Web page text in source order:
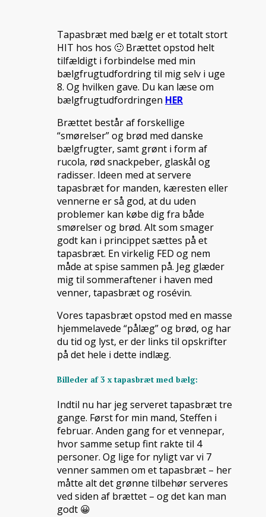
Tapasbræt med bælg er et totalt stort
HIT hos hos 🙂 Brættet opstod helt
tilfældigt i forbindelse med min
bælgfrugtudfordring til mig selv i uge
8. Og hvilken gave. Du kan læse om
bælgfrugtudfordringen HER
Brættet består af forskellige
“smørelser” og brød med danske
bælgfrugter, samt grønt i form af
rucola, rød snackpeber, glaskål og
radisser. Ideen med at servere
tapasbræt for manden, kæresten eller
vennerne er så god, at du uden
problemer kan købe dig fra både
smørelser og brød. Alt som smager
godt kan i princippet sættes på et
tapasbræt. En virkelig FED og nem
måde at spise sammen på. Jeg glæder
mig til sommeraftener i haven med
venner, tapasbræt og rosévin.
Vores tapasbræt opstod med en masse
hjemmelavede “pålæg” og brød, og har
du tid og lyst, er der links til opskrifter
på det hele i dette indlæg.
Billeder af 3 x tapasbræt med bælg:
Indtil nu har jeg serveret tapasbræt tre
gange. Først for min mand, Steffen i
februar. Anden gang for et vennepar,
hvor samme setup fint rakte til 4
personer. Og lige for nyligt var vi 7
venner sammen om et tapasbræt – her
måtte alt det grønne tilbehør serveres
ved siden af brættet – og det kan man
godt 😀